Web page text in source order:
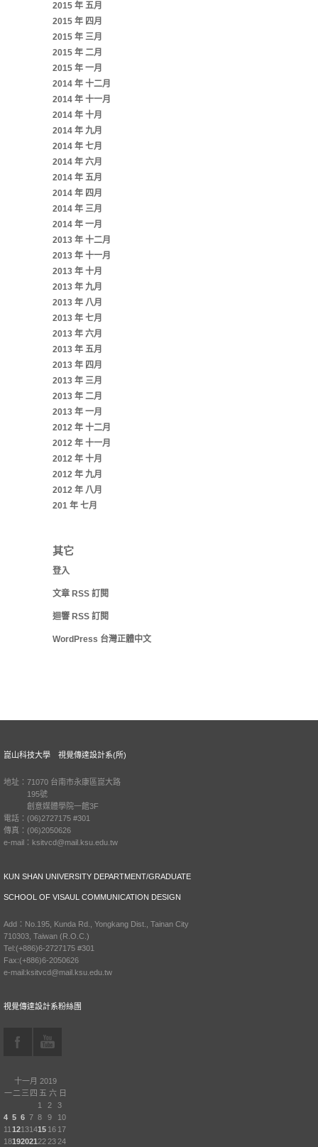
2015 年 五月
2015 年 四月
2015 年 三月
2015 年 二月
2015 年 一月
2014 年 十二月
2014 年 十一月
2014 年 十月
2014 年 九月
2014 年 七月
2014 年 六月
2014 年 五月
2014 年 四月
2014 年 三月
2014 年 一月
2013 年 十二月
2013 年 十一月
2013 年 十月
2013 年 九月
2013 年 八月
2013 年 七月
2013 年 六月
2013 年 五月
2013 年 四月
2013 年 三月
2013 年 二月
2013 年 一月
2012 年 十二月
2012 年 十一月
2012 年 十月
2012 年 九月
2012 年 八月
201 年 七月
其它
登入
文章 RSS 訂閱
迴響 RSS 訂閱
WordPress 台灣正體中文
崑山科技大學 視覺傳達設計系(所)
地址：71070 台南市永康區崑大路
195號
創意媒體學院一館3F
電話：(06)2727175 #301
傳真：(06)2050626
e-mail：ksitvcd@mail.ksu.edu.tw
KUN SHAN UNIVERSITY DEPARTMENT/GRADUATE
SCHOOL OF VISAUL COMMUNICATION DESIGN
Add：No.195, Kunda Rd., Yongkang Dist., Tainan City
710303, Taiwan (R.O.C.)
Tel:(+886)6-2727175 #301
Fax:(+886)6-2050626
e-mail:ksitvcd@mail.ksu.edu.tw
視覺傳達設計系粉絲團
十一月 2019
一 二 三 四 五 六 日
1
2
3
4 5 6 7 8 9
10
11 12131415 16 17
1819202122 23 24